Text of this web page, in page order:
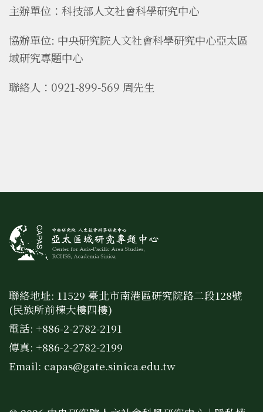
主辦單位：科技部人文社會科學研究中心
協辦單位: 中央研究院人文社會科學研究中心亞太區
域研究專題中心
聯絡人：0921-899-569 周先生
聯絡地址: 11529 臺北市南港區研究院路二段128號
(民族所前棟大樓四樓)
電話: +886-2-2782-2191
傳真: +886-2-2782-2199
Email: capas@gate.sinica.edu.tw